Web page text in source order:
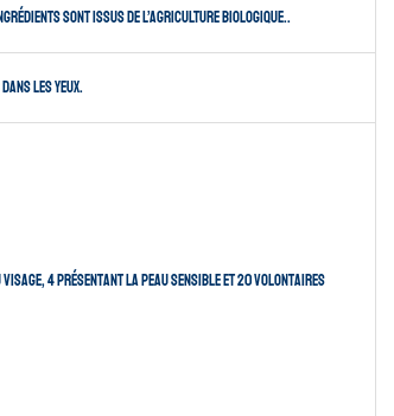
sont issus de l’Agriculture Biologique..
les yeux.
visage, 4 présentant la peau sensible et 20 volontaires